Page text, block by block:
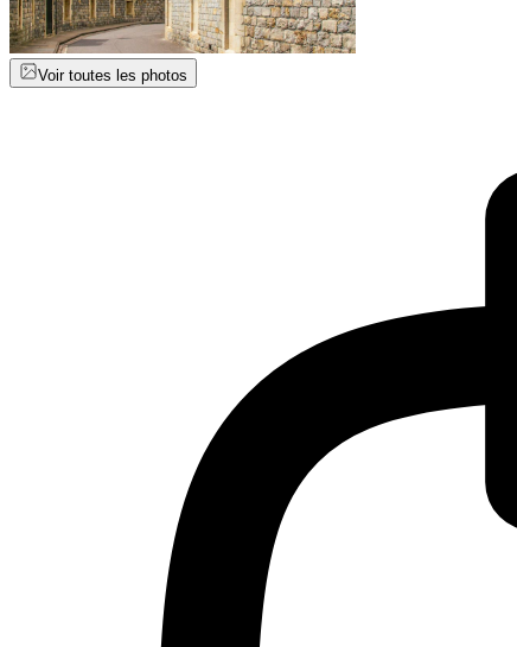
Voir toutes les photos